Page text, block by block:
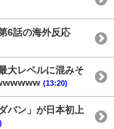
6話の海外反応
大レベルに混みそ
(13:20)
バン」が日本初上